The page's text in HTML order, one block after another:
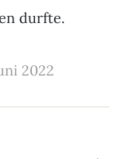
durfte.
2022